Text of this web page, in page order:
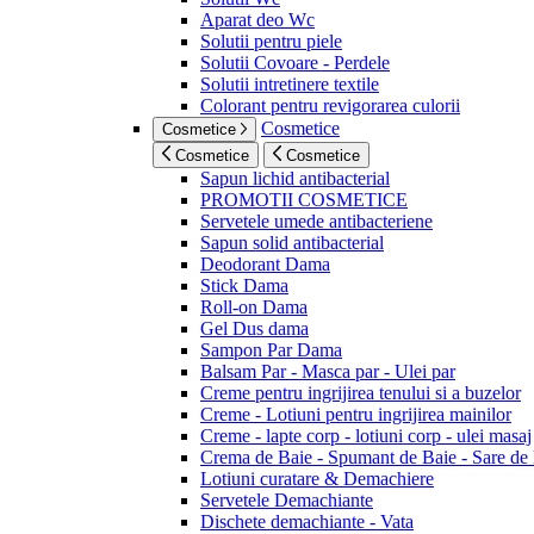
Aparat deo Wc
Solutii pentru piele
Solutii Covoare - Perdele
Solutii intretinere textile
Colorant pentru revigorarea culorii
Cosmetice Cosmetice
Cosmetice Cosmetice
Sapun lichid antibacterial
PROMOTII COSMETICE
Servetele umede antibacteriene
Sapun solid antibacterial
Deodorant Dama
Stick Dama
Roll-on Dama
Gel Dus dama
Sampon Par Dama
Balsam Par - Masca par - Ulei par
Creme pentru ingrijirea tenului si a buzelor
Creme - Lotiuni pentru ingrijirea mainilor
Creme - lapte corp - lotiuni corp - ulei masaj
Crema de Baie - Spumant de Baie - Sare de
Lotiuni curatare & Demachiere
Servetele Demachiante
Dischete demachiante - Vata